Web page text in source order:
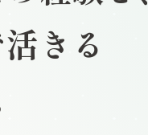
きる